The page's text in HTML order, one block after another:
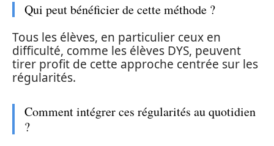
Qui peut bénéficier de cette méthode ?
Tous les élèves, en particulier ceux en
difficulté, comme les élèves DYS, peuvent
tirer profit de cette approche centrée sur les
régularités.
Comment intégrer ces régularités au quotidien
?